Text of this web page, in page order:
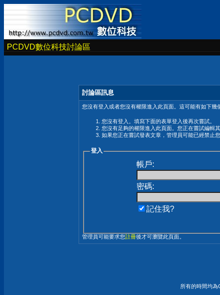
PCDVD數位科技討論區
討論區訊息
您沒有登入或者您沒有權限進入此頁面。這可能有如下幾
您沒有登入。填寫下面的表單登入後再次嘗試。
您沒有足夠的權限進入此頁面。您正在嘗試編輯
如果您正在嘗試發表文章，管理員可能已經禁止
登入
帳戶:
密碼:
記住我?
管理員可能要求您註冊後才可瀏覽此頁面。
所有的時間均為